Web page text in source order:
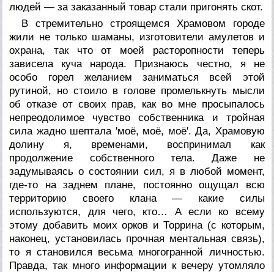
людей — за заказанный товар стали пригонять скот.
В стремительно строящемся Храмовом городе
жили не только шаманы, изготовители амулетов и
охрана, так что от моей расторопности теперь
зависела куча народа. Признаюсь честно, я не
особо горел желанием заниматься всей этой
рутиной, но стоило в голове промелькнуть мысли
об отказе от своих прав, как во мне просыпалось
непреодолимое чувство собственника и тройная
сила жадно шептала 'моё, моё, моё'. Да, Храмовую
долину я, временами, воспринимал как
продолжение собственного тела. Даже не
задумываясь о состоянии сил, я в любой момент,
где-то на заднем плане, постоянно ощущал всю
территорию своего клана — какие силы
используются, для чего, кто… А если ко всему
этому добавить моих орков и Торрина (с которым,
наконец, установилась прочная ментальная связь),
то я становился весьма многогранной личностью.
Правда, так много информации к вечеру утомляло